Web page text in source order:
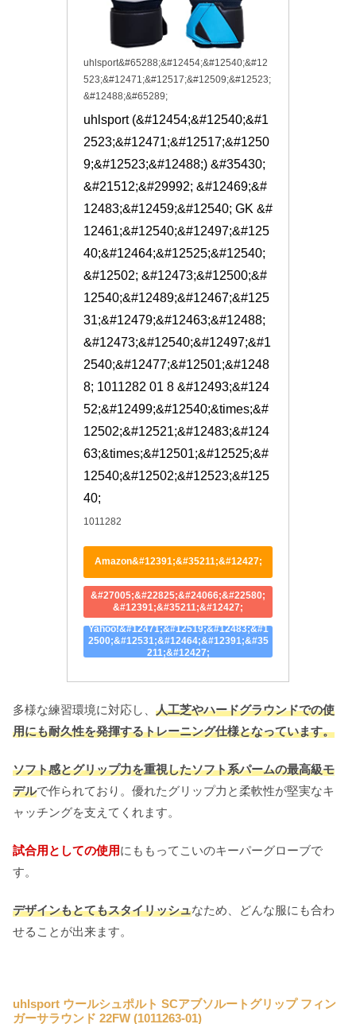
uhlsport&#65288;&#12454;&#12540;&#12
523;&#12471;&#12517;&#12509;&#12523;
&#12488;&#65289;
uhlsport (&#12454;&#12540;&#1
2523;&#12471;&#12517;&#1250
9;&#12523;&#12488;) &#35430;
&#21512;&#29992; &#12469;&#
12483;&#12459;&#12540; GK &#
12461;&#12540;&#12497;&#125
40;&#12464;&#12525;&#12540;
&#12502; &#12473;&#12500;&#
12540;&#12489;&#12467;&#125
31;&#12479;&#12463;&#12488;
&#12473;&#12540;&#12497;&#1
2540;&#12477;&#12501;&#1248
8; 1011282 01 8 &#12493;&#124
52;&#12499;&#12540;&times;&#
12502;&#12521;&#12483;&#124
63;&times;&#12501;&#12525;&#
12540;&#12502;&#12523;&#125
40;
1011282
Amazon&#12391;&#35211;&#12427;
&#27005;&#22825;&#24066;&#22580;
&#12391;&#35211;&#12427;
Yahoo!&#12471;&#12519;&#12483;&#1
2500;&#12531;&#12464;&#12391;&#35
211;&#12427;
多様な練習環境に対応し、 人工芝やハードグラウンドでの使
用にも耐久性を発揮するトレーニング仕様となっています。
ソフト感とグリップ力を重視したソフト系パームの最高級モ
デルで作られており。優れたグリップ力と柔軟性が堅実なキ
ャッチングを支えてくれます。
試合用としての使用にももってこいのキーパーグローブで
す。
デザインもとてもスタイリッシュなため、どんな服にも合わ
せることが出来ます。
uhlsport ウールシュポルト SCアブソルートグリップ フィン
ガーサラウンド 22FW (1011263-01)